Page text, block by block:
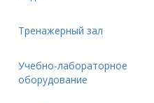
Тренажерный зал
Учебно-лабораторное
оборудование